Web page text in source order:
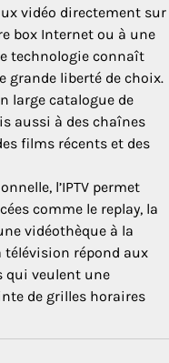
vidéo directement sur
box Internet ou à une
technologie connaît
grande liberté de choix.
large catalogue de
aussi à des chaînes
films récents et des
l’IPTV permet
comme le replay, la
vidéothèque à la
télévision répond aux
qui veulent une
de grilles horaires